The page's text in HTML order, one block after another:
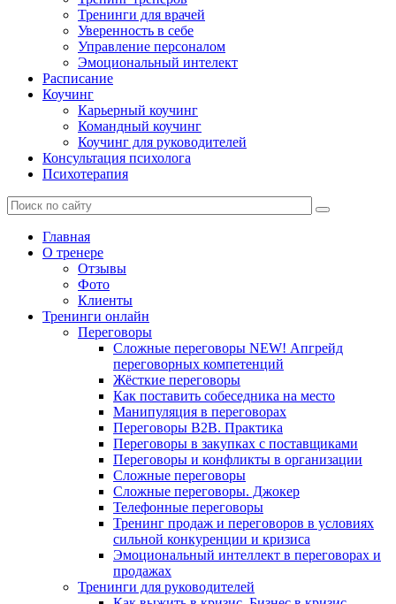
Тренинги для врачей
Уверенность в себе
Управление персоналом
Эмоциональный интелект
Расписание
Коучинг
Карьерный коучинг
Командный коучинг
Коучинг для руководителей
Консультация психолога
Психотерапия
Главная
О тренере
Отзывы
Фото
Клиенты
Тренинги онлайн
Переговоры
Сложные переговоры NEW! Апгрейд
переговорных компетенций
Жёсткие переговоры
Как поставить собеседника на место
Манипуляция в переговорах
Переговоры B2B. Практика
Переговоры в закупках с поставщиками
Переговоры и конфликты в организации
Сложные переговоры
Сложные переговоры. Джокер
Телефонные переговоры
Тренинг продаж и переговоров в условиях
сильной конкуренции и кризиса
Эмоциональный интеллект в переговорах и
продажах
Тренинги для руководителей